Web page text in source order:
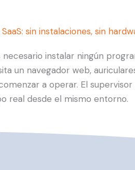
sin instalaciones, sin
necesario instalar ningún
un navegador web,
a operar. El
real desde el mismo entorno.